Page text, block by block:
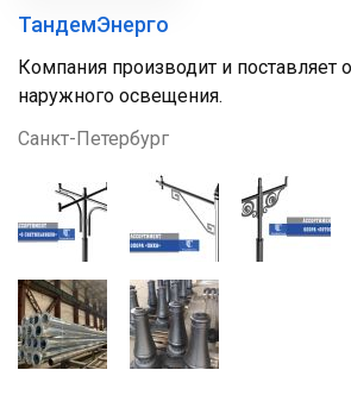
ТандемЭнерго
Компания производит и поставляет
наружного освещения.
Санкт-Петербург